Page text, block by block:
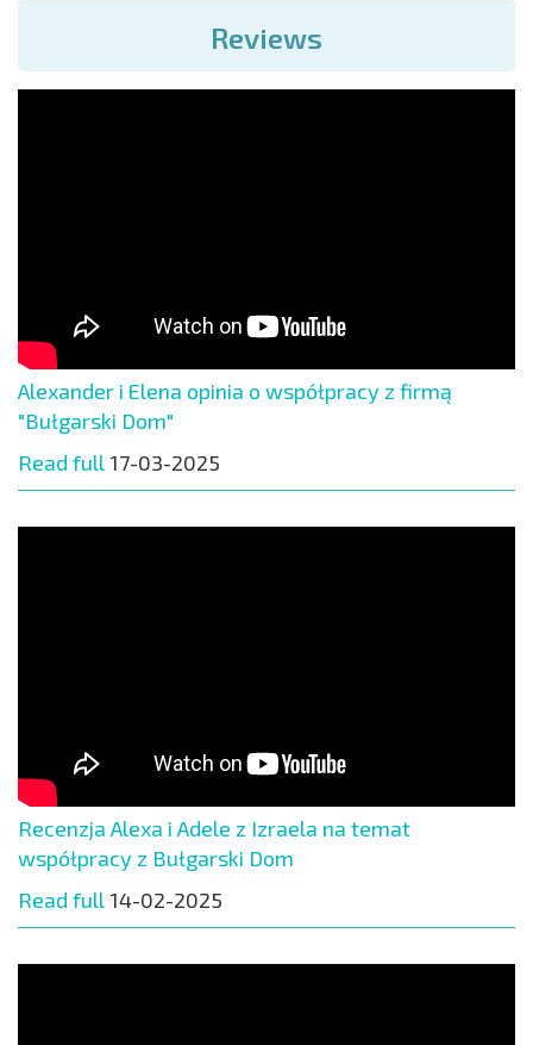
Reviews
Alexander i Elena opinia o współpracy z firmą
"Bułgarski Dom"
Read full 17-03-2025
Recenzja Alexa i Adele z Izraela na temat
współpracy z Bułgarski Dom
Read full 14-02-2025